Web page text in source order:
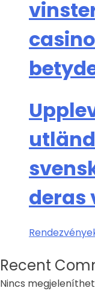
deras
Recent
Nincs